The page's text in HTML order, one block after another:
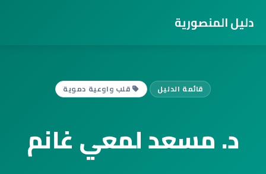
دليل المنصورية
قائمة الدليل قلب واوعية دموية
د. مسعد لمعي غانم